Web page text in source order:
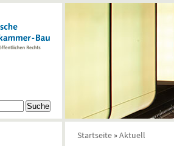
Sie sind hier
Startseite »Aktuell